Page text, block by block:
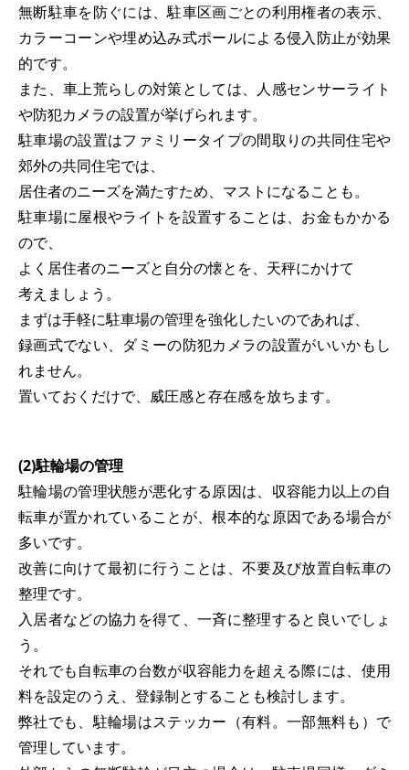
無断駐車を防ぐには、駐車区画ごとの利用権者の表示、
カラーコーンや埋め込み式ポールによる侵入防止が効果
的です。
また、車上荒らしの対策としては、人感センサーライト
や防犯カメラの設置が挙げられます。
駐車場の設置はファミリータイプの間取りの共同住宅や
郊外の共同住宅では、
居住者のニーズを満たすため、マストになることも。
駐車場に屋根やライトを設置することは、お金もかかる
ので、
よく居住者のニーズと自分の懐とを、天秤にかけて
考えましょう。
まずは手軽に駐車場の管理を強化したいのであれば、
録画式でない、ダミーの防犯カメラの設置がいいかもし
れません。
置いておくだけで、威圧感と存在感を放ちます。
(2)駐輪場の管理
駐輪場の管理状態が悪化する原因は、収容能力以上の自
転車が置かれていることが、根本的な原因である場合が
多いです。
改善に向けて最初に行うことは、不要及び放置自転車の
整理です。
入居者などの協力を得て、一斉に整理すると良いでしょ
う。
それでも自転車の台数が収容能力を超える際には、使用
料を設定のうえ、登録制とすることも検討します。
弊社でも、駐輪場はステッカー（有料。一部無料も）で
管理しています。